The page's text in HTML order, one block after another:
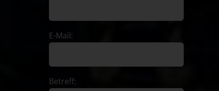
E-Mail:
Betreff: